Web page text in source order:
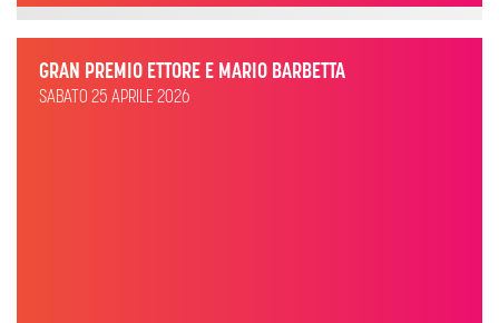
GRAN PREMIO ETTORE E MARIO BARBETTA
SABATO 25 APRILE 2026